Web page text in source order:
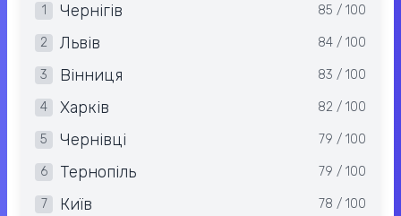
1 Чернігів 85 / 100
2 Львів 84 / 100
3 Вінниця 83 / 100
4 Харків 82 / 100
5 Чернівці 79 / 100
6 Тернопіль 79 / 100
7 Київ 78 / 100